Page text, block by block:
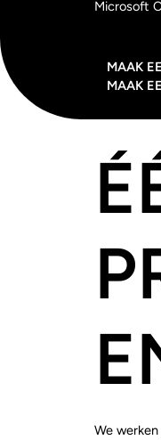
Microsoft
MAAK
MAAK
We